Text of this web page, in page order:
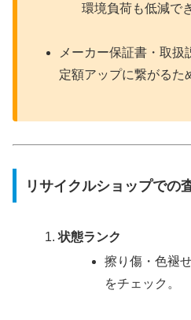
環境負荷も低減で
メーカー保証書・取扱
定額アップに繋がるた
リサイクルショップでの
状態ランク
擦り傷・色褪
をチェック。